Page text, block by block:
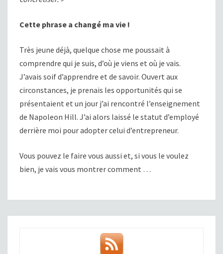
Cette phrase a changé ma vie !
Très jeune déjà, quelque chose me poussait à
comprendre qui je suis, d’où je viens et où je vais.
J’avais soif d’apprendre et de savoir. Ouvert aux
circonstances, je prenais les opportunités qui se
présentaient et un jour j’ai rencontré l’enseignement
de Napoleon Hill. J’ai alors laissé le statut d’employé
derrière moi pour adopter celui d’entrepreneur.
Vous pouvez le faire vous aussi et, si vous le voulez
bien, je vais vous montrer comment …